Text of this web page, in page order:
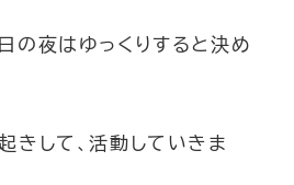
の夜はゆっくりすると決め
きして、活動していきま